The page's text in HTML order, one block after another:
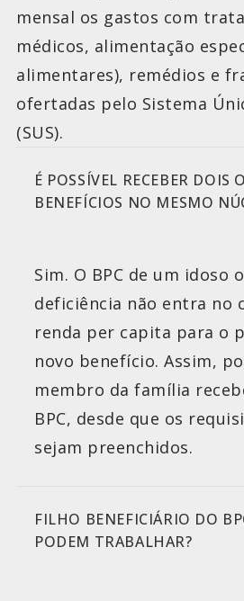
mensal os gastos com
médicos, alimentação
alimentares), remédios e
ofertadas pelo Sistema
(SUS).
É POSSÍVEL RECEBER DOIS
BENEFÍCIOS NO MESMO
Sim. O BPC de um idoso
deficiência não entra no
renda per capita para o
novo benefício. Assim,
membro da família
BPC, desde que os
sejam preenchidos.
FILHO BENEFICIÁRIO DO
PODEM TRABALHAR?